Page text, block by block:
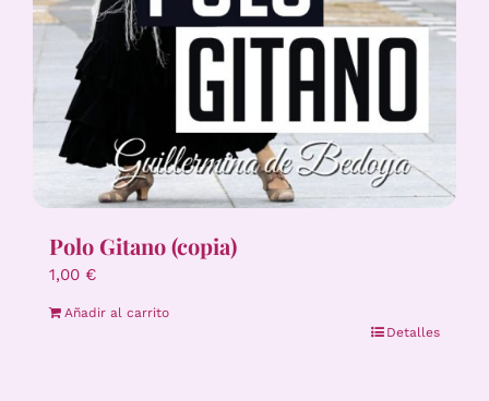
Polo Gitano (copia)
1,00 €
Añadir al carrito
Detalles